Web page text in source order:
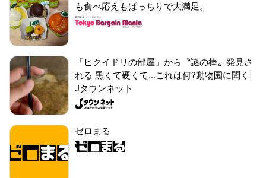
も食べ応えもばっちりで大満足。
「ヒクイドリの部屋」から〝謎の棒〟発見さ
れる 黒くて硬くて...これは何?動物園に聞く|
Jタウンネット
ゼロまる